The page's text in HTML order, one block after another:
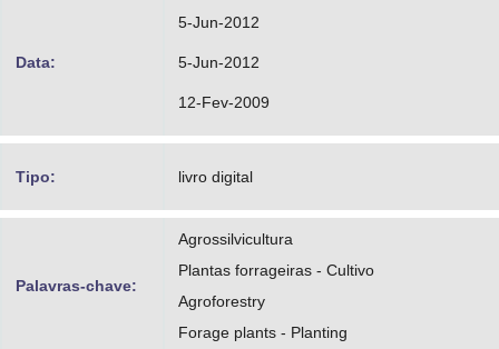
Data:
5-Jun-2012
5-Jun-2012
12-Fev-2009
Tipo: livro digital
Palavras-chave:
Agrossilvicultura
Plantas forrageiras - Cultivo
Agroforestry
Forage plants - Planting